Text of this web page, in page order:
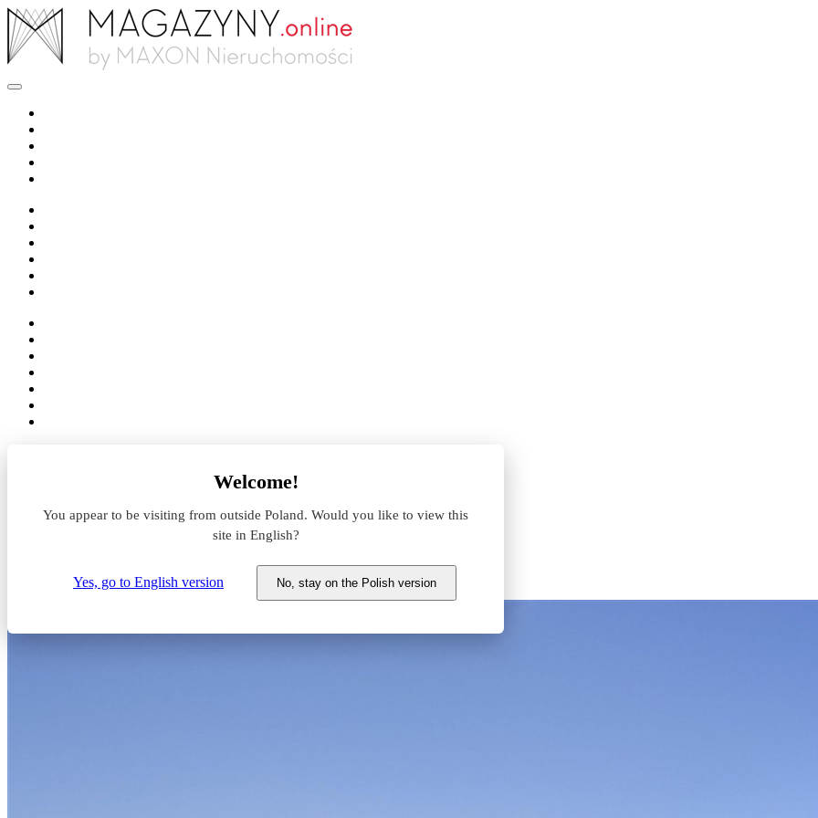
Welcome!
You appear to be visiting from outside Poland. Would you like to view this
site in English?
Yes, go to English version No, stay on the Polish version
Goodman z dużym zyskiem
12 września 2019